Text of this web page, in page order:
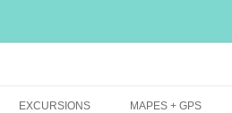
EXCURSIONS MAPES + GPS